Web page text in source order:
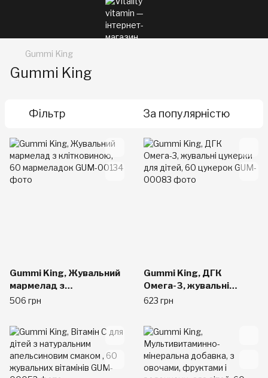
Gummi King
Gummi King
Фільтр За популярністю
Gummi King, Жувальний
мармелад з
клітковиною, 60
506 грн
Gummi King, ДГК
Омега-3, жувальні
цукерки для дітей, 60
623 грн